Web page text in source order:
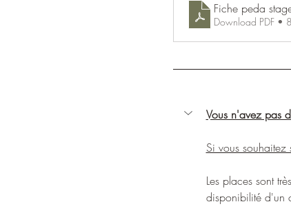
Fiche peda
Download PDF •
Vous n'avez pas
Si vous souhaitez
Les places sont
disponibilité d'un